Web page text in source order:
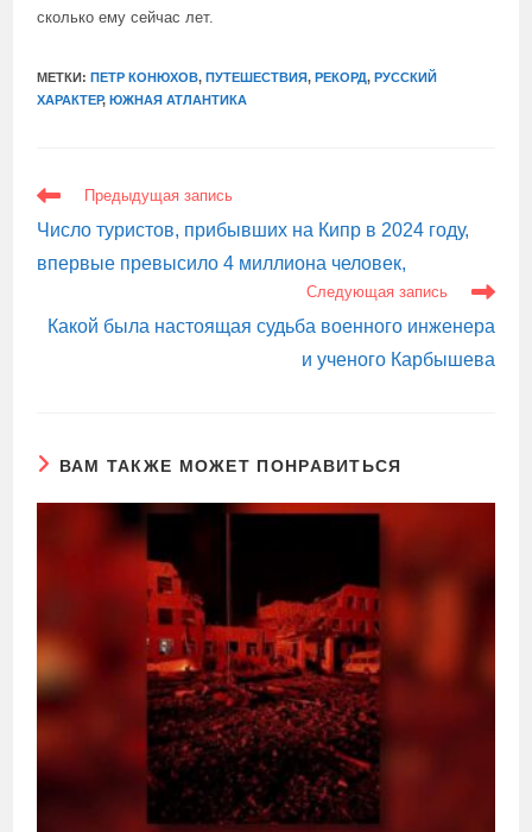
сколько ему сейчас лет.
МЕТКИ:ПЕТР КОНЮХОВ, ПУТЕШЕСТВИЯ, РЕКОРД, РУССКИЙ
ХАРАКТЕР, ЮЖНАЯ АТЛАНТИКА
ЕЩЕ
СТАТЬИ
Предыдущая запись
Число туристов, прибывших на Кипр в 2024 году,
впервые превысило 4 миллиона человек,
Следующая запись
Какой была настоящая судьба военного инженера
и ученого Карбышева
ВАМ ТАКЖЕ МОЖЕТ ПОНРАВИТЬСЯ